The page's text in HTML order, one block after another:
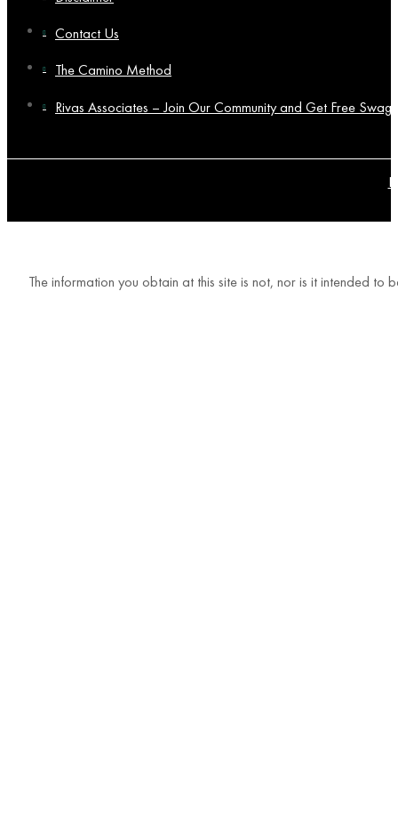
Contact Us
The Camino Method
Rivas Associates – Join Our Community and Get Free Swag!
The information you obtain at this site is not, nor is it intended